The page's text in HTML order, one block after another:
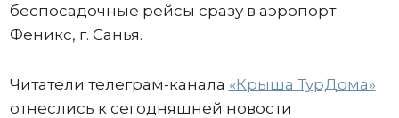
беспосадочные рейсы сразу в аэропорт
Феникс, г. Санья.
Читатели телеграм-канала «Крыша ТурДома»
отнеслись к сегодняшней новости